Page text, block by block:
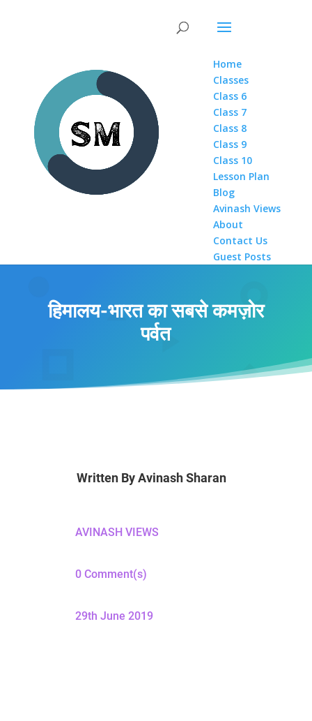
Home
Classes
Class 6
Class 7
Class 8
Class 9
Class 10
Lesson Plan
Blog
Avinash Views
About
Contact Us
Guest Posts
हिमालय-भारत का सबसे कमज़ोर
पर्वत
Written ByAvinash Sharan
AVINASH VIEWS
0 Comment(s)
29th June 2019